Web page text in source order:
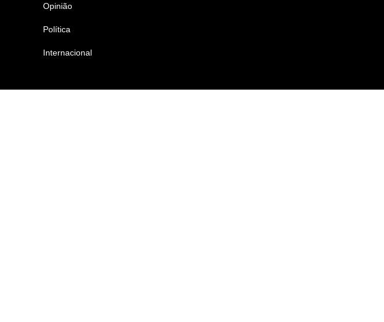
Opinião
Política
Internacional